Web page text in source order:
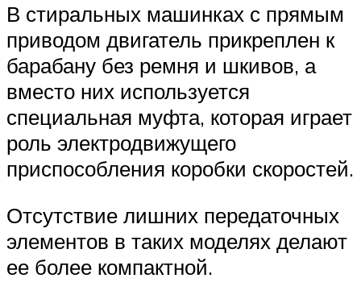
В стиральных машинках с прямым
приводом двигатель прикреплен к
барабану без ремня и шкивов, а
вместо них используется
специальная муфта, которая играет
роль электродвижущего
приспособления коробки скоростей.
Отсутствие лишних передаточных
элементов в таких моделях делают
ее более компактной.